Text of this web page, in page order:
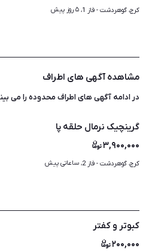
کرج، گوهردشت - فاز 1، ۵ روز پیش
مشاهده آگهی های اطراف
در ادامه آگهی هایاطراف محدودهرا می
گرینچیک نرمال حلقه پا
۳,۹۰۰,۰۰۰
کرج، گوهردشت - فاز 2، ساعاتی پیش
کبوتر و کفتر
۲۰۰,۰۰۰